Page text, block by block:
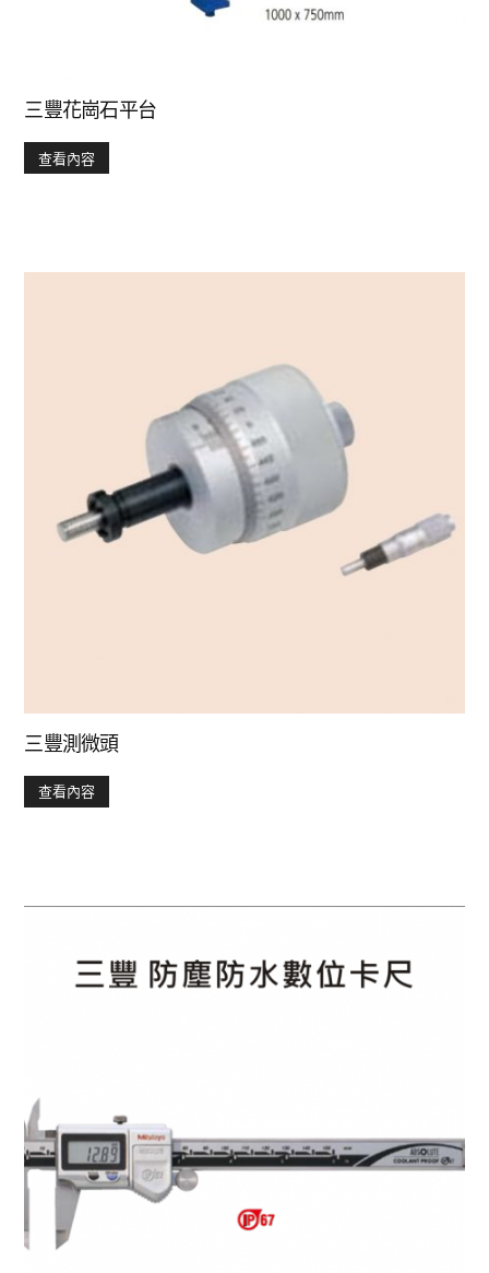
三豐花崗石平台
查看內容
三豐測微頭
查看內容